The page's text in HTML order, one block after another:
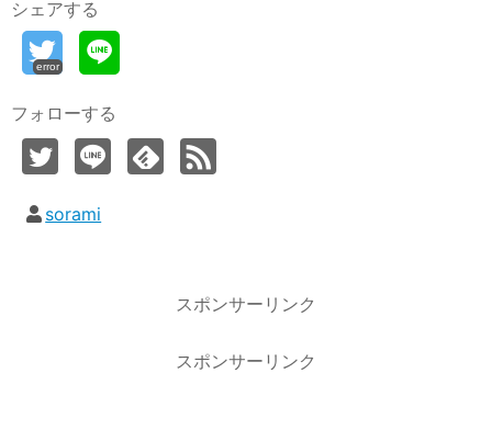
シェアする
error
フォローする
sorami
スポンサーリンク
スポンサーリンク